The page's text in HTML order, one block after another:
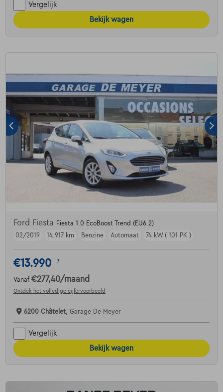
Vergelijk
Bekijk wagen
Ford Fiesta Fiesta 1.0 EcoBoost Trend (EU6.2)
02/2019
14.917 km Benzine Automaat 74 kW ( 101 PK )
€13.990 1
Vanaf €277,40/maand
Ontdek het volledige cijfervoorbeeld
6200 Châtelet, Garage De Meyer
Vergelijk
Bekijk wagen